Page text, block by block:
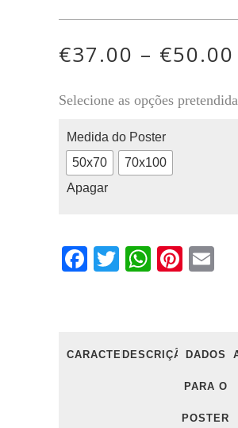
€37.00 – €50.00
Selecione as opções
Medida do Poster
50x70
70x100
Apagar
Facebook
Twitter
CARACTERÍSTICAS
DESCRIÇÃODADOS
PARA O
POSTER